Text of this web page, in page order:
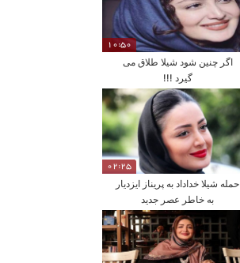
10:50
اگر چنین شود شیلا طلاق می
گیرد !!!
02:25
حمله شیلا خداداد به پریناز ایزدیار
به خاطر عصر جدید